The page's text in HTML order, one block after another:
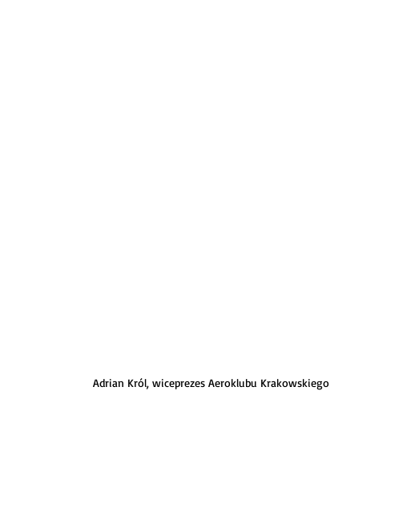
Adrian Król, wiceprezes Aeroklubu Krakowskiego